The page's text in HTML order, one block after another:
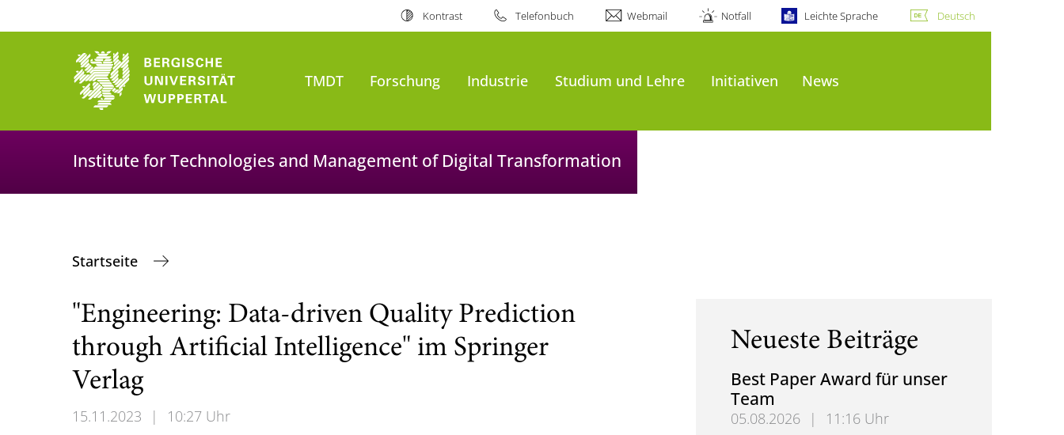
Kontrast Telefonbuch Webmail Notfall Leichte Sprache Deutsch
TMDT Forschung Industrie Studium und Lehre Initiativen News
Institute for Technologies and Management of Digital Transformation
Startseite
"Engineering: Data-driven Quality Prediction
through Artificial Intelligence" im Springer
Verlag
15.11.2023 | 10:27 Uhr
Neueste Beiträge
Best Paper Award für unser
Team
05.08.2026 |
11:16 Uhr